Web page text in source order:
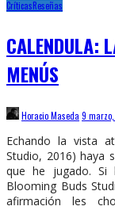
CríticasReseñas
CALENDULA:
MENÚS
Horacio Maseda 9 marzo,
Echando la vista
Studio, 2016) haya
que he jugado. Si
Blooming Buds
afirmación les